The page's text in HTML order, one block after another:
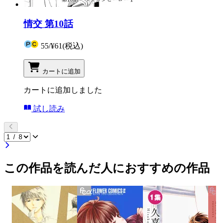
情交 第10話
55/¥61(税込)
カートに追加
カートに追加しました
試し読み
この作品を読んだ人におすすめの作品